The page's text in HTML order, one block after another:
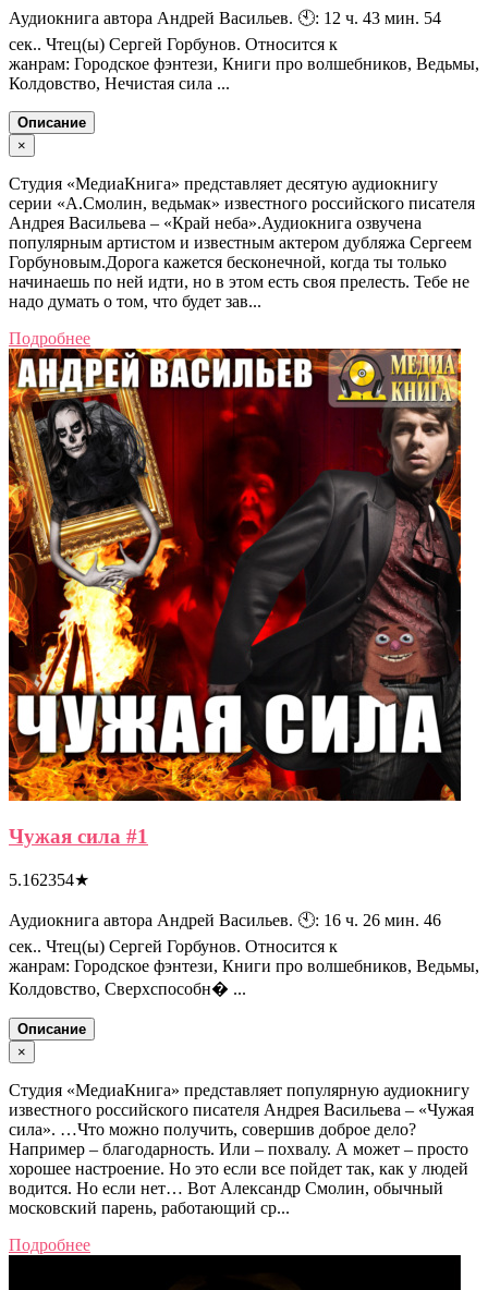
Аудиокнига автора Андрей Васильев. 🕙: 12 ч. 43 мин. 54
сек.. Чтец(ы) Сергей Горбунов. Относится к
жанрам: Городское фэнтези, Книги про волшебников, Ведьмы,
Колдовство, Нечистая сила ...
Описание
×
Студия «МедиаКнига» представляет десятую аудиокнигу
серии «А.Смолин, ведьмак» известного российского писателя
Андрея Васильева – «Край неба».Аудиокнига озвучена
популярным артистом и известным актером дубляжа Сергеем
Горбуновым.Дорога кажется бесконечной, когда ты только
начинаешь по ней идти, но в этом есть своя прелесть. Тебе не
надо думать о том, что будет зав...
Подробнее
Чужая сила #1
5.162354★
Аудиокнига автора Андрей Васильев. 🕙: 16 ч. 26 мин. 46
сек.. Чтец(ы) Сергей Горбунов. Относится к
жанрам: Городское фэнтези, Книги про волшебников, Ведьмы,
Колдовство, Сверхспособн� ...
Описание
×
Студия «МедиаКнига» представляет популярную аудиокнигу
известного российского писателя Андрея Васильева – «Чужая
сила». …Что можно получить, совершив доброе дело?
Например – благодарность. Или – похвалу. А может – просто
хорошее настроение. Но это если все пойдет так, как у людей
водится. Но если нет… Вот Александр Смолин, обычный
московский парень, работающий ср...
Подробнее